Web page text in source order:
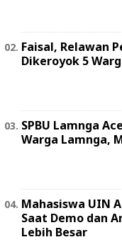
Faisal, Relawan
Dikeroyok 5
SPBU Lamnga
Warga Lamnga,
Mahasiswa UIN
Saat Demo dan
Lebih Besar